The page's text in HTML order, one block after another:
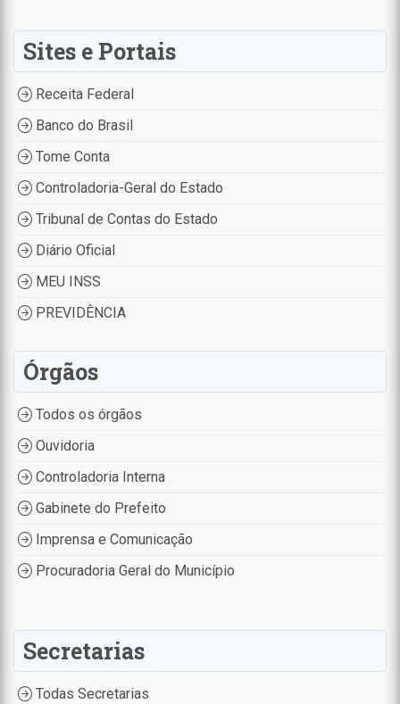
Sites e Portais
Receita Federal
Banco do Brasil
Tome Conta
Controladoria-Geral do Estado
Tribunal de Contas do Estado
Diário Oficial
MEU INSS
PREVIDÊNCIA
Órgãos
Todos os órgãos
Ouvidoria
Controladoria Interna
Gabinete do Prefeito
Imprensa e Comunicação
Procuradoria Geral do Município
Secretarias
Todas Secretarias